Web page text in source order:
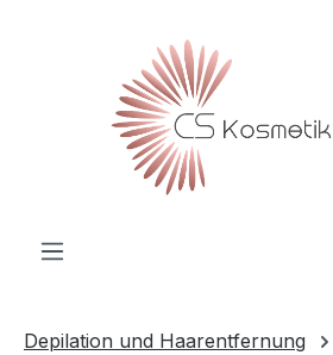
Depilation und Haarentfernung